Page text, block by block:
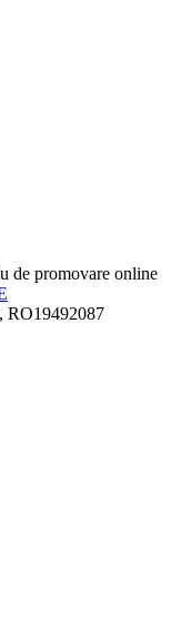
de promovare online
RO19492087